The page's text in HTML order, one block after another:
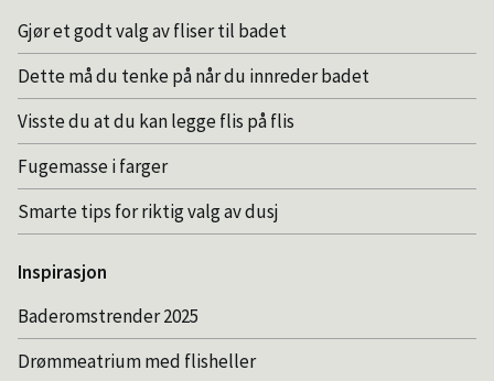
Gjør et godt valg av fliser til badet
Dette må du tenke på når du innreder badet
Visste du at du kan legge flis på flis
Fugemasse i farger
Smarte tips for riktig valg av dusj
Inspirasjon
Baderomstrender 2025
Drømmeatrium med flisheller